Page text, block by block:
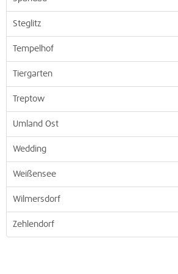
Steglitz
Tempelhof
Tiergarten
Treptow
Umland Ost
Wedding
Weißensee
Wilmersdorf
Zehlendorf